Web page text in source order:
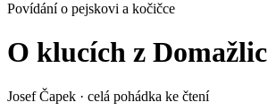
Povídání o pejskovi a kočičce
O klucích z Domažlic
Josef Čapek · celá pohádka ke čtení